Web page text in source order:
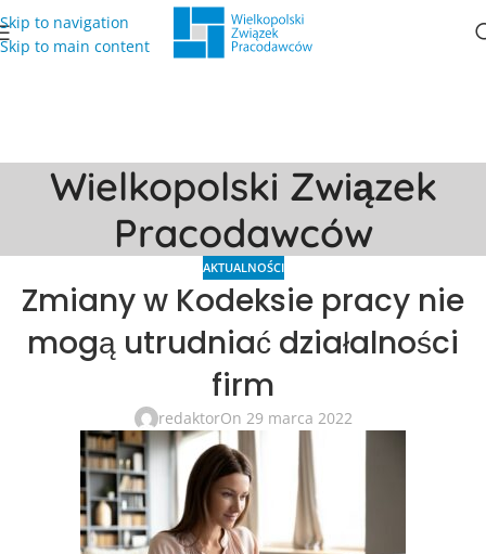
Skip to navigation
Skip to main content
Wielkopolski Związek
Pracodawców
AKTUALNOŚCI
Zmiany w Kodeksie pracy nie
mogą utrudniać działalności
firm
redaktorOn 29 marca 2022